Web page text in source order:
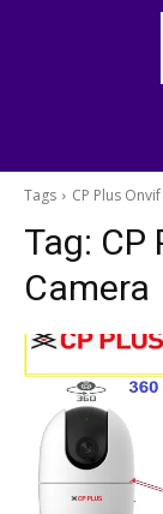
Tags CP Plus
Tag: CP
Camera